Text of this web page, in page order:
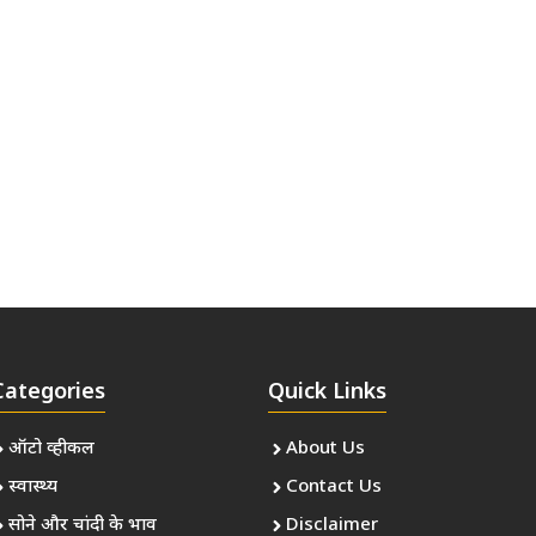
ऑटो व्हीकल
स्वास्थ्य
सोने और चांदी के भाव
Quick Links
About Us
Contact Us
Disclaimer